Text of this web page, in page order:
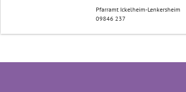
Pfarramt Ickelheim-Lenkersheim
09846 237